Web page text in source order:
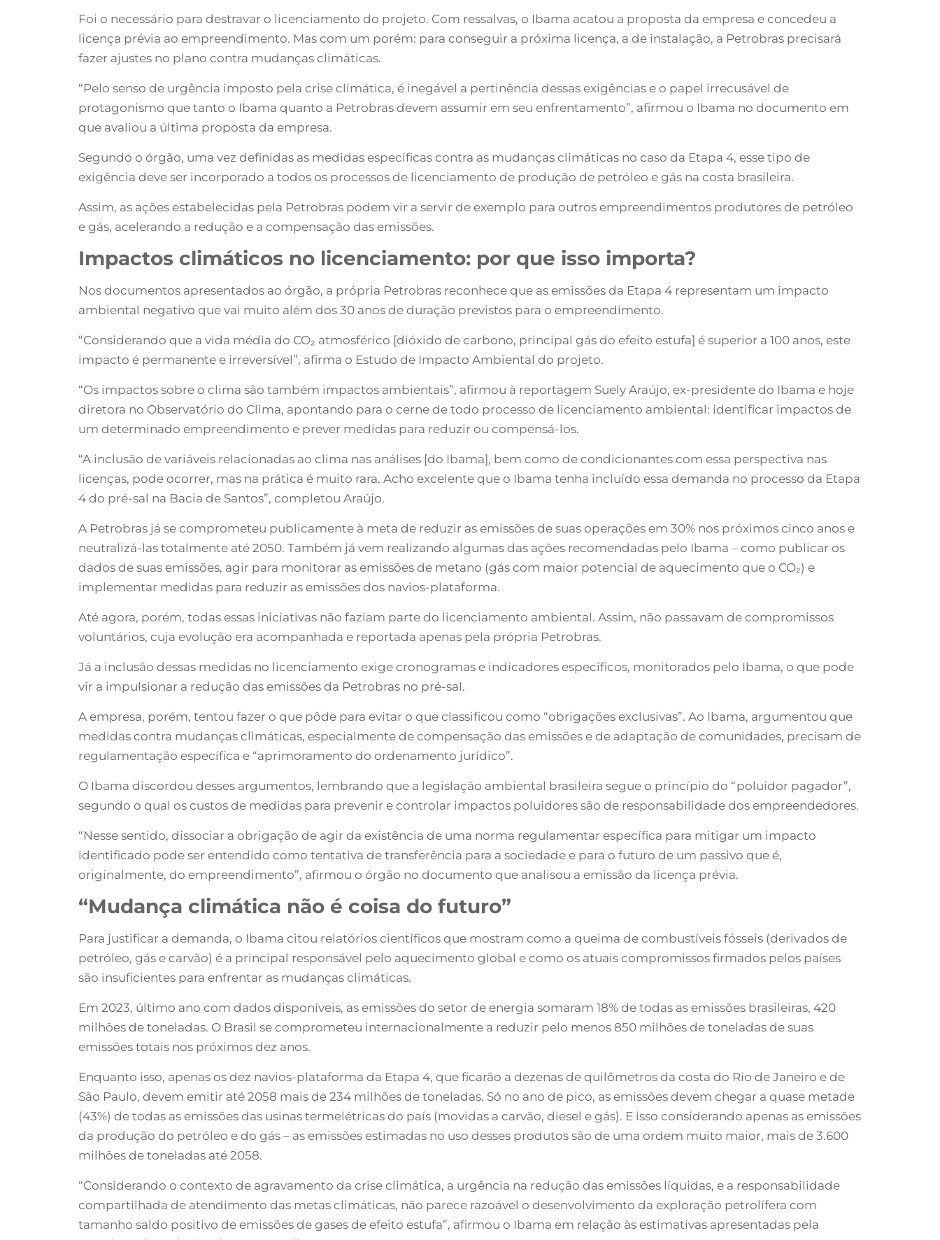
Foi o necessário para destravar o licenciamento do projeto. Com ressalvas, o Ibama acatou a proposta da empresa e concedeu a
licença prévia ao empreendimento. Mas com um porém: para conseguir a próxima licença, a de instalação, a Petrobras precisará
fazer ajustes no plano contra mudanças climáticas.
“Pelo senso de urgência imposto pela crise climática, é inegável a pertinência dessas exigências e o papel irrecusável de
protagonismo que tanto o Ibama quanto a Petrobras devem assumir em seu enfrentamento”, afirmou o Ibama no documento em
que avaliou a última proposta da empresa.
Segundo o órgão, uma vez definidas as medidas específicas contra as mudanças climáticas no caso da Etapa 4, esse tipo de
exigência deve ser incorporado a todos os processos de licenciamento de produção de petróleo e gás na costa brasileira.
Assim, as ações estabelecidas pela Petrobras podem vir a servir de exemplo para outros empreendimentos produtores de petróleo
e gás, acelerando a redução e a compensação das emissões.
Impactos climáticos no licenciamento: por que isso importa?
Nos documentos apresentados ao órgão, a própria Petrobras reconhece que as emissões da Etapa 4 representam um impacto
ambiental negativo que vai muito além dos 30 anos de duração previstos para o empreendimento.
“Considerando que a vida média do CO₂ atmosférico [dióxido de carbono, principal gás do efeito estufa] é superior a 100 anos, este
impacto é permanente e irreversível”, afirma o Estudo de Impacto Ambiental do projeto.
“Os impactos sobre o clima são também impactos ambientais”, afirmou à reportagem Suely Araújo, ex-presidente do Ibama e hoje
diretora no Observatório do Clima, apontando para o cerne de todo processo de licenciamento ambiental: identificar impactos de
um determinado empreendimento e prever medidas para reduzir ou compensá-los.
“A inclusão de variáveis relacionadas ao clima nas análises [do Ibama], bem como de condicionantes com essa perspectiva nas
licenças, pode ocorrer, mas na prática é muito rara. Acho excelente que o Ibama tenha incluído essa demanda no processo da Etapa
4 do pré-sal na Bacia de Santos”, completou Araújo.
A Petrobras já se comprometeu publicamente à meta de reduzir as emissões de suas operações em 30% nos próximos cinco anos e
neutralizá-las totalmente até 2050. Também já vem realizando algumas das ações recomendadas pelo Ibama – como publicar os
dados de suas emissões, agir para monitorar as emissões de metano (gás com maior potencial de aquecimento que o CO₂) e
implementar medidas para reduzir as emissões dos navios-plataforma.
Até agora, porém, todas essas iniciativas não faziam parte do licenciamento ambiental. Assim, não passavam de compromissos
voluntários, cuja evolução era acompanhada e reportada apenas pela própria Petrobras.
Já a inclusão dessas medidas no licenciamento exige cronogramas e indicadores específicos, monitorados pelo Ibama, o que pode
vir a impulsionar a redução das emissões da Petrobras no pré-sal.
A empresa, porém, tentou fazer o que pôde para evitar o que classificou como “obrigações exclusivas”. Ao Ibama, argumentou que
medidas contra mudanças climáticas, especialmente de compensação das emissões e de adaptação de comunidades, precisam de
regulamentação específica e “aprimoramento do ordenamento jurídico”.
O Ibama discordou desses argumentos, lembrando que a legislação ambiental brasileira segue o princípio do “poluidor pagador”,
segundo o qual os custos de medidas para prevenir e controlar impactos poluidores são de responsabilidade dos empreendedores.
“Nesse sentido, dissociar a obrigação de agir da existência de uma norma regulamentar específica para mitigar um impacto
identificado pode ser entendido como tentativa de transferência para a sociedade e para o futuro de um passivo que é,
originalmente, do empreendimento”, afirmou o órgão no documento que analisou a emissão da licença prévia.
“Mudança climática não é coisa do futuro”
Para justificar a demanda, o Ibama citou relatórios científicos que mostram como a queima de combustíveis fósseis (derivados de
petróleo, gás e carvão) é a principal responsável pelo aquecimento global e como os atuais compromissos firmados pelos países
são insuficientes para enfrentar as mudanças climáticas.
Em 2023, último ano com dados disponíveis, as emissões do setor de energia somaram 18% de todas as emissões brasileiras, 420
milhões de toneladas. O Brasil se comprometeu internacionalmente a reduzir pelo menos 850 milhões de toneladas de suas
emissões totais nos próximos dez anos.
Enquanto isso, apenas os dez navios-plataforma da Etapa 4, que ficarão a dezenas de quilômetros da costa do Rio de Janeiro e de
São Paulo, devem emitir até 2058 mais de 234 milhões de toneladas. Só no ano de pico, as emissões devem chegar a quase metade
(43%) de todas as emissões das usinas termelétricas do país (movidas a carvão, diesel e gás). E isso considerando apenas as emissões
da produção do petróleo e do gás – as emissões estimadas no uso desses produtos são de uma ordem muito maior, mais de 3.600
milhões de toneladas até 2058.
“Considerando o contexto de agravamento da crise climática, a urgência na redução das emissões líquidas, e a responsabilidade
compartilhada de atendimento das metas climáticas, não parece razoável o desenvolvimento da exploração petrolífera com
tamanho saldo positivo de emissões de gases de efeito estufa”, afirmou o Ibama em relação às estimativas apresentadas pela